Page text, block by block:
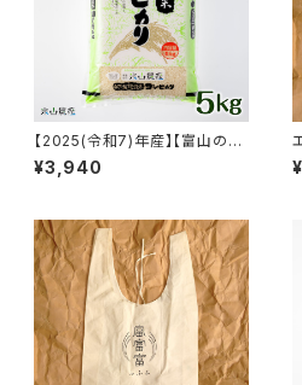
【2025(令和7)年産】【富山の
米】【白米5kg】特別栽培米 自然
型乾燥コシヒカリ「米山米」【富
¥3,940